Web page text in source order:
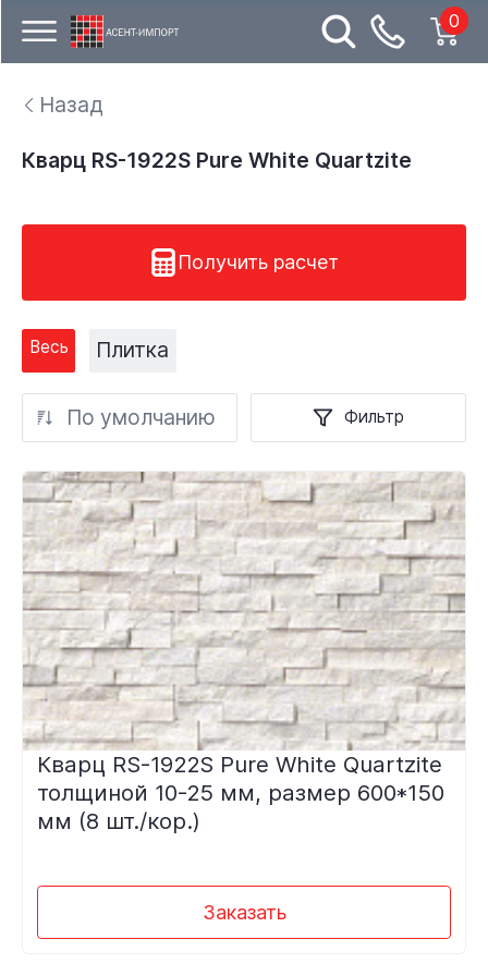
0
Назад
Кварц RS-1922S Pure White Quartzite
Получить расчет
Весь Плитка
По умолчанию Фильтр
Кварц RS-1922S Pure White Quartzite
толщиной 10-25 мм, размер 600*150
мм (8 шт./кор.)
Заказать